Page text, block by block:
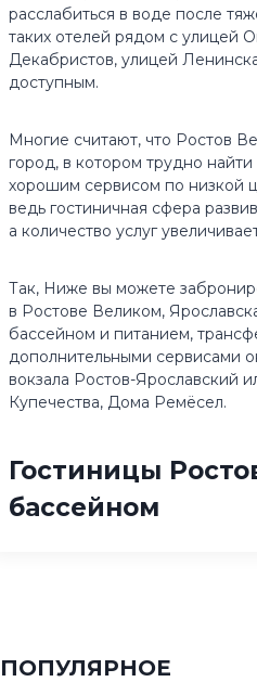
расслабиться в воде после
таких отелей рядом с улицей
Декабристов, улицей
доступным.
Многие считают, что Ростов
город, в котором трудно
хорошим сервисом по низкой
ведь гостиничная сфера
а количество услуг
Так, Ниже вы можете
в Ростове Великом,
бассейном и питанием,
дополнительными сервисами
вокзала Ростов-Ярославский
Купечества, Дома Ремёсел.
Гостиницы
бассейном
ПОПУЛЯРНОЕ